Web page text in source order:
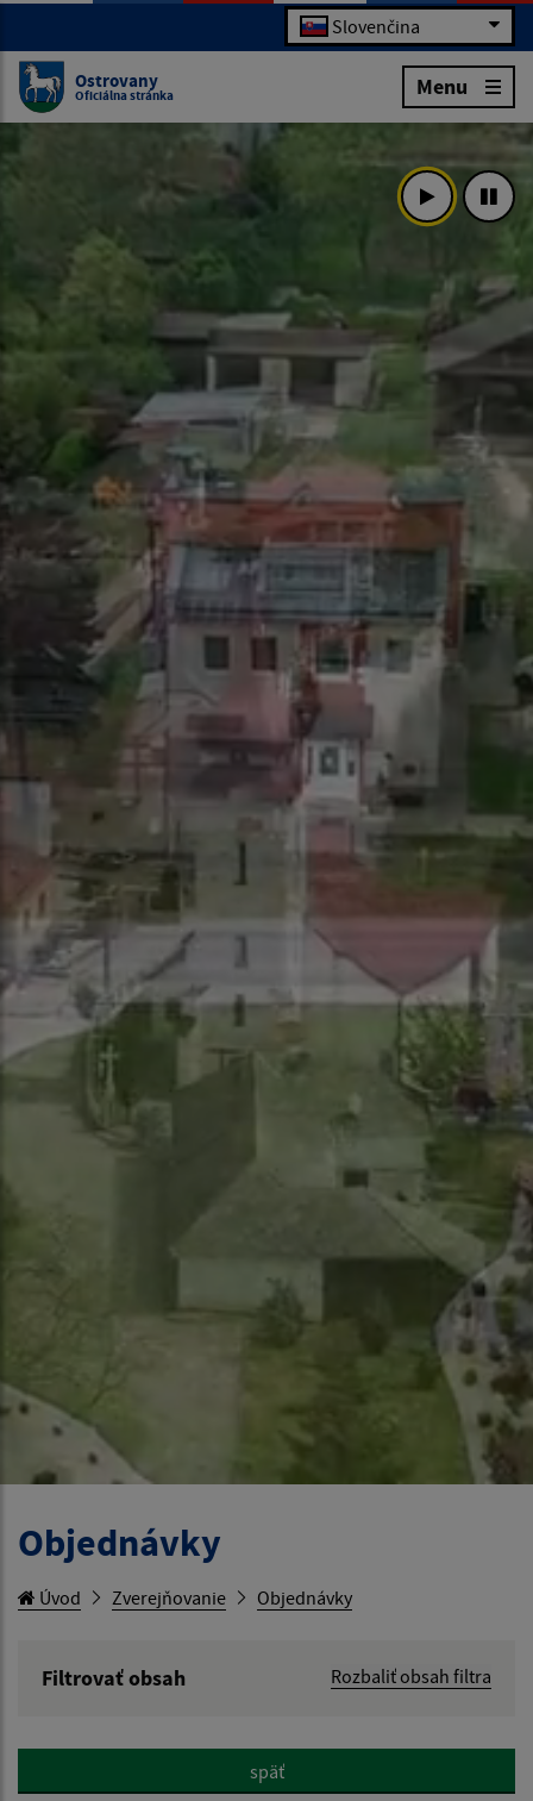
Slovenčina
Ostrovany
Oficiálna stránka Menu
Objednávky
Úvod Zverejňovanie Objednávky
Filtrovať obsah
Rozbaliť obsah filtra
Hľadať v:
späť